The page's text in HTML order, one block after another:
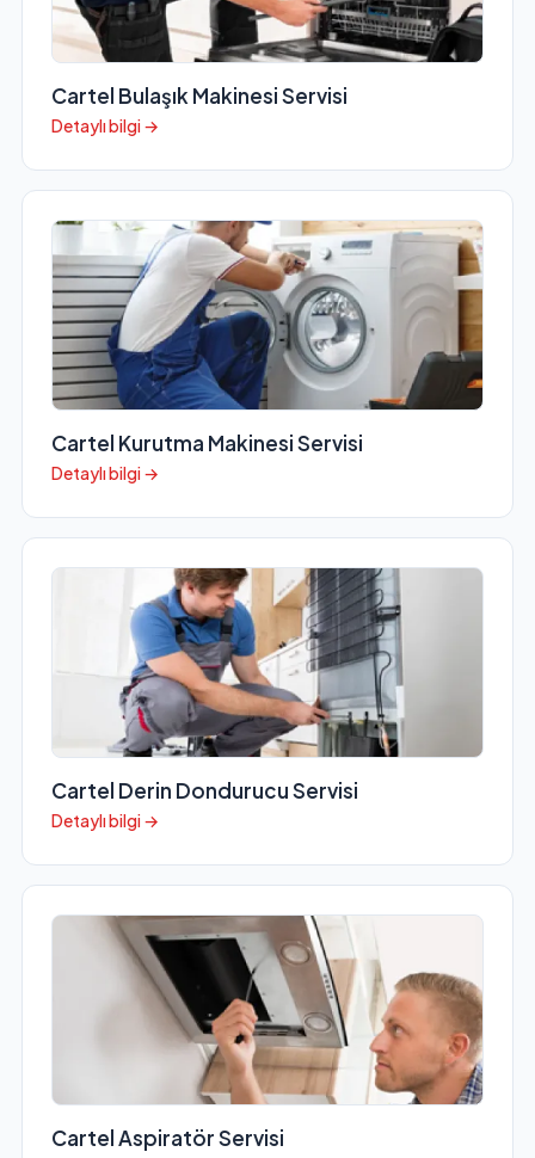
Cartel Bulaşık Makinesi Servisi
Detaylı bilgi →
Cartel Kurutma Makinesi Servisi
Detaylı bilgi →
Cartel Derin Dondurucu Servisi
Detaylı bilgi →
Cartel Aspiratör Servisi